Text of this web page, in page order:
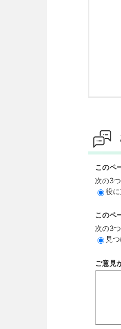
このペ
次の3
役
このペ
次の3
見
ご意見